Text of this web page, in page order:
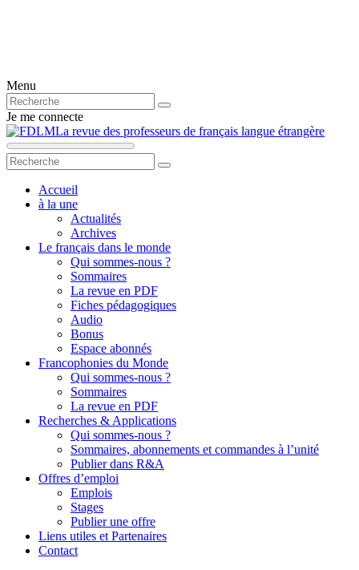
Menu
Je me connecte
La revue des professeurs de français langue étrangère
Accueil
à la une
Actualités
Archives
Le français dans le monde
Qui sommes-nous ?
Sommaires
La revue en PDF
Fiches pédagogiques
Audio
Bonus
Espace abonnés
Francophonies du Monde
Qui sommes-nous ?
Sommaires
La revue en PDF
Recherches & Applications
Qui sommes-nous ?
Sommaires, abonnements et commandes à l’unité
Publier dans R&A
Offres d’emploi
Emplois
Stages
Publier une offre
Liens utiles et Partenaires
Contact